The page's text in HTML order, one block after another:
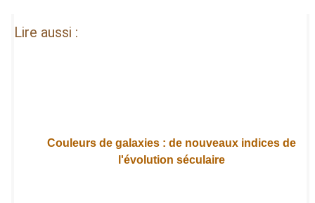
Lire aussi :
Couleurs de galaxies : de nouveaux indices de
l'évolution séculaire